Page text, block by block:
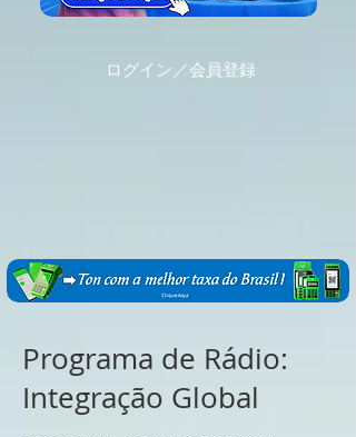
ログイン／会員登録
Programa de Rádio:
Integração Global